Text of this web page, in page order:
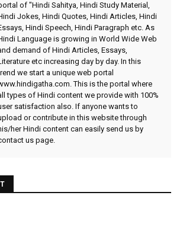
of "Hindi Sahitya, Hindi Study Material,
Jokes, Hindi Quotes, Hindi Articles, Hindi
Hindi Speech, Hindi Paragraph etc. As
Language is growing in World Wide Web
demand of Hindi Articles, Essays,
etc increasing day by day. In this
we start a unique web portal
This is the portal where
types of Hindi content we provide with 100%
satisfaction also. If anyone wants to
or contribute in this website through
her Hindi content can easily send us by
us page.